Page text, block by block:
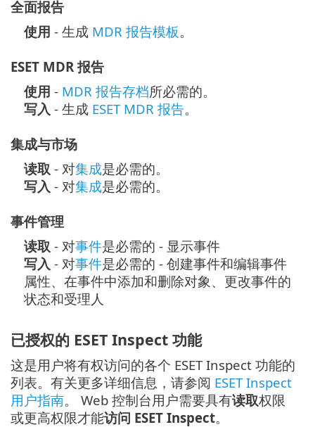
全面报告
使用 - 生成 MDR 报告模板。
ESET MDR 报告
使用 - MDR 报告存档所必需的。
写入 - 生成 ESET MDR 报告。
集成与市场
读取 - 对集成是必需的。
写入 - 对集成是必需的。
事件管理
读取 - 对事件是必需的 - 显示事件
写入 - 对事件是必需的 - 创建事件和编辑事件
属性、在事件中添加和删除对象、更改事件的
状态和受理人
已授权的 ESET Inspect 功能
这是用户将有权访问的各个 ESET Inspect 功能的
列表。有关更多详细信息，请参阅 ESET Inspect
用户指南。 Web 控制台用户需要具有读取权限
或更高权限才能访问 ESET Inspect。